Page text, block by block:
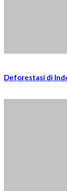
Deforestasi di